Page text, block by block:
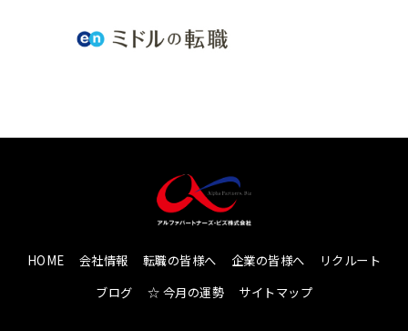
HOME 会社情報 転職の皆様へ 企業の皆様へ
リクルート
ブログ
☆ 今月の運勢 サイトマップ